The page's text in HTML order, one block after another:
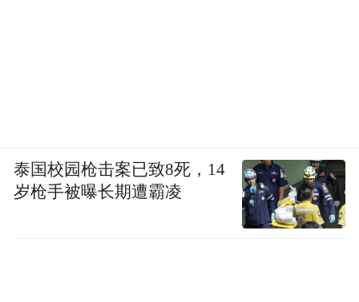
泰国校园枪击案已致8死，14
岁枪手被曝长期遭霸凌